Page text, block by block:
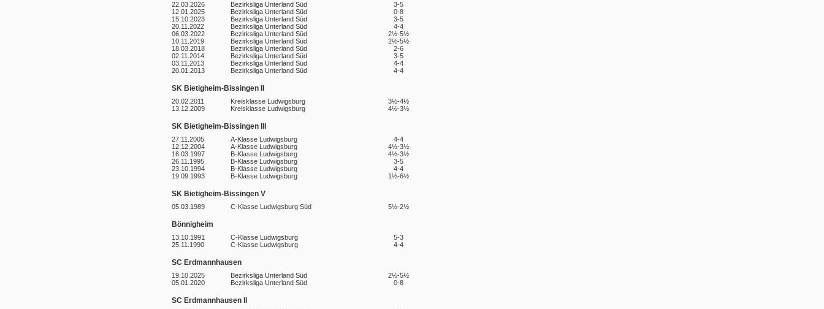
22.03.2026 Bezirksliga Unterland Süd
3-5
12.01.2025
Bezirksliga Unterland Süd
0-8
15.10.2023
Bezirksliga Unterland Süd
3-5
20.11.2022
Bezirksliga Unterland Süd
4-4
06.03.2022
Bezirksliga Unterland Süd
2½-5½
10.11.2019
Bezirksliga Unterland Süd
2½-5½
18.03.2018
Bezirksliga Unterland Süd
2-6
02.11.2014
Bezirksliga Unterland Süd
3-5
03.11.2013
Bezirksliga Unterland Süd
4-4
20.01.2013
Bezirksliga Unterland Süd 4-4
SK Bietigheim-Bissingen II
20.02.2011 Kreisklasse Ludwigsburg
3½-4½
13.12.2009
Kreisklasse Ludwigsburg 4½-3½
SK Bietigheim-Bissingen III
27.11.2005 A-Klasse Ludwigsburg
4-4
12.12.2004
A-Klasse Ludwigsburg
4½-3½
16.03.1997
B-Klasse Ludwigsburg
4½-3½
26.11.1995
B-Klasse Ludwigsburg
3-5
23.10.1994
B-Klasse Ludwigsburg
4-4
19.09.1993
B-Klasse Ludwigsburg 1½-6½
SK Bietigheim-Bissingen V
05.03.1989 C-Klasse Ludwigsburg Süd 5½-2½
Bönnigheim
13.10.1991 C-Klasse Ludwigsburg
5-3
25.11.1990
C-Klasse Ludwigsburg 4-4
SC Erdmannhausen
19.10.2025 Bezirksliga Unterland Süd
2½-5½
05.01.2020
Bezirksliga Unterland Süd 0-8
SC Erdmannhausen II